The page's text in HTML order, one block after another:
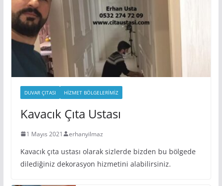
DUVAR ÇITASI HIZMET BÖLGELERIMIZ
Kavacık Çıta Ustası
1 Mayıs 2021 erhanyilmaz
Kavacık çıta ustası olarak sizlerde bizden bu bölgede
dilediğiniz dekorasyon hizmetini alabilirsiniz.